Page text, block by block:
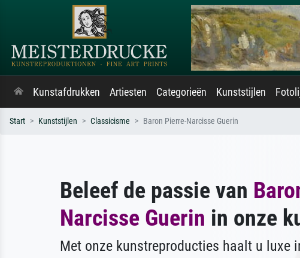
Kunstafdrukken Artiesten Categorieën Kunststijlen
Start Kunststijlen Classicisme Baron Pierre-Narcisse Guerin
Beleef de passie van
Narcisse Guerin in onze
Met onze kunstreproducties haalt u luxe